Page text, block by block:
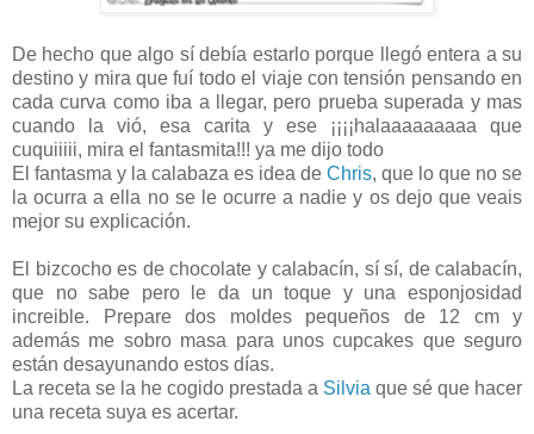
De hecho que algo sí debía estarlo porque llegó entera a su
destino y mira que fuí todo el viaje con tensión pensando en
cada curva como iba a llegar, pero prueba superada y mas
cuando la vió, esa carita y ese ¡¡¡¡halaaaaaaaaa que
cuquiiiii, mira el fantasmita!!! ya me dijo todo
El fantasma y la calabaza es idea de Chris, que lo que no se
la ocurra a ella no se le ocurre a nadie y os dejo que veais
mejor su explicación.
El bizcocho es de chocolate y calabacín, sí sí, de calabacín,
que no sabe pero le da un toque y una esponjosidad
increible. Prepare dos moldes pequeños de 12 cm y
además me sobro masa para unos cupcakes que seguro
están desayunando estos días.
La receta se la he cogido prestada a Silvia que sé que hacer
una receta suya es acertar.